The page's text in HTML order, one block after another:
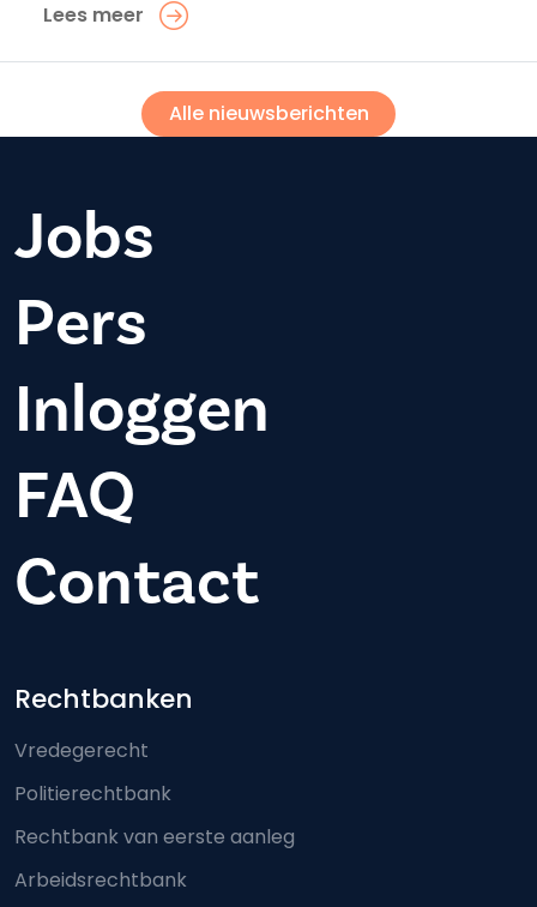
Lees meer
Alle nieuwsberichten
Jobs
Pers
Inloggen
FAQ
Contact
Footer-menu
Rechtbanken
Vredegerecht
Politierechtbank
Rechtbank van eerste aanleg
Arbeidsrechtbank